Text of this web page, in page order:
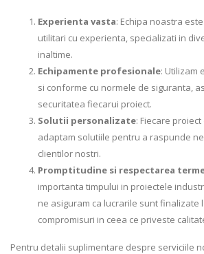
Experienta vasta: Echipa noastra
utilitari cu experienta, specializati in
inaltime.
Echipamente profesionale: Utilizam
si conforme cu normele de siguranta,
securitatea fiecarui proiect.
Solutii personalizate: Fiecare
adaptam solutiile pentru a raspunde
clientilor nostri.
Promptitudine si respectarea
importanta timpului in proiectele
ne asiguram ca lucrarile sunt finalizate
compromisuri in ceea ce priveste
Pentru detalii suplimentare despre serviciile